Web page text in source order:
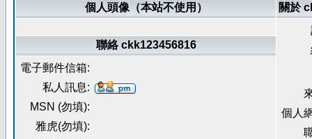
個人頭像（本站不使用）
關於
個人
聯絡 ckk123456816
電子郵件信箱:
私人訊息:
MSN (勿填):
雅虎(勿填):